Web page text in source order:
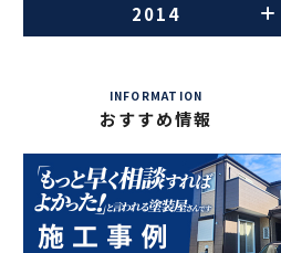
2014
INFORMATION
おすすめ情報